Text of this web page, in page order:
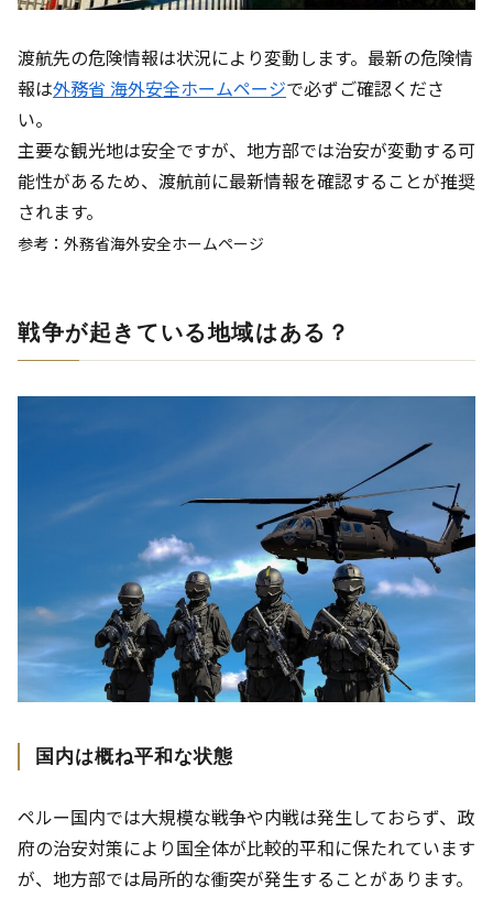
渡航先の危険情報は状況により変動します。最新の危険情
報は外務省 海外安全ホームページで必ずご確認くださ
い。
主要な観光地は安全ですが、地方部では治安が変動する可
能性があるため、渡航前に最新情報を確認することが推奨
されます。
参考：外務省海外安全ホームページ
戦争が起きている地域はある？
国内は概ね平和な状態
ペルー国内では大規模な戦争や内戦は発生しておらず、政
府の治安対策により国全体が比較的平和に保たれています
が、地方部では局所的な衝突が発生することがあります。